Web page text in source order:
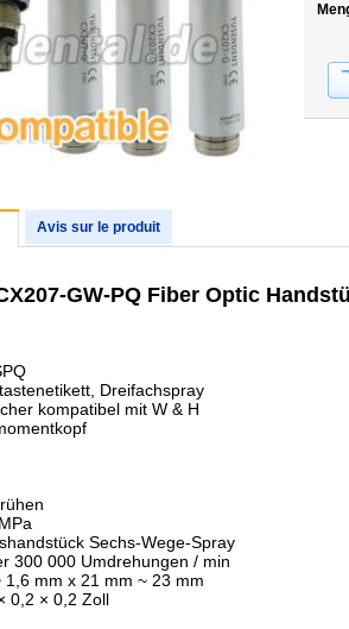
Avis sur le produit
GW-PQ Fiber Optic
Dreifachspray
kompatibel mit W & H
Sechs-Wege-Spray
300 000 Umdrehungen / min
mm x 21 mm ~ 23 mm
0,2 × 0,2 Zoll